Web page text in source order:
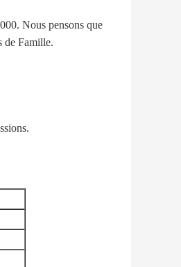
Nous pensons que
de Famille.